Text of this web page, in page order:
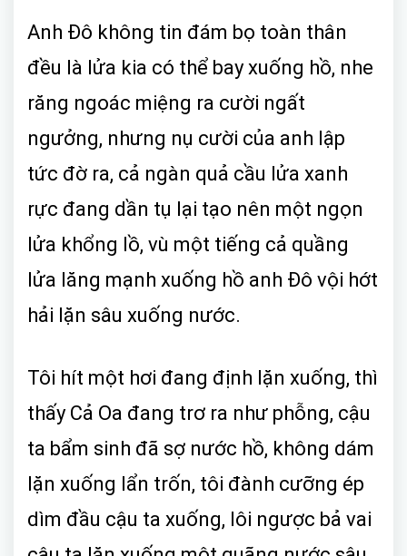
Anh Đô không tin đám bọ toàn thân
đều là lửa kia có thể bay xuống hồ, nhe
răng ngoác miệng ra cười ngất
ngưởng, nhưng nụ cười của anh lập
tức đờ ra, cả ngàn quả cầu lửa xanh
rực đang dần tụ lại tạo nên một ngọn
lửa khổng lồ, vù một tiếng cả quầng
lửa lăng mạnh xuống hồ anh Đô vội hớt
hải lặn sâu xuống nước.
Tôi hít một hơi đang định lặn xuống, thì
thấy Cả Oa đang trơ ra như phỗng, cậu
ta bẩm sinh đã sợ nước hồ, không dám
lặn xuống lẩn trốn, tôi đành cưỡng ép
dìm đầu cậu ta xuống, lôi ngược bả vai